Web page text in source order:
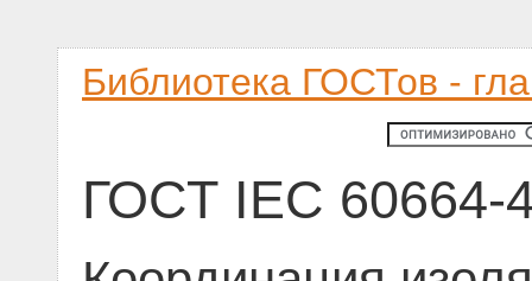
Библиотека ГОСТов -
ГОСТ IEC 60664-